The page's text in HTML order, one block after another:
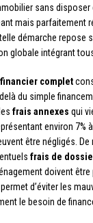
sans disposer
mais parfaitement
démarche repose
globale intégrant
complet
du simple
frais annexes qui
environ 7%
être négligés. De
frais de
doivent
d’éviter les
le besoin de